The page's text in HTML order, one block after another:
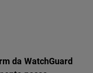
da WatchGuard